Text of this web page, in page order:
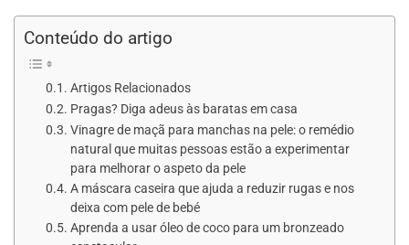
Conteúdo do artigo
Artigos Relacionados
Pragas? Diga adeus às baratas em casa
Vinagre de maçã para manchas na pele: o remédio
natural que muitas pessoas estão a experimentar
para melhorar o aspeto da pele
A máscara caseira que ajuda a reduzir rugas e nos
deixa com pele de bebé
Aprenda a usar óleo de coco para um bronzeado